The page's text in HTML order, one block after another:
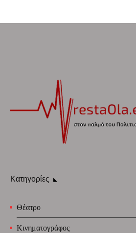
Κατηγορίες
Θέατρο
Κινηματογράφος